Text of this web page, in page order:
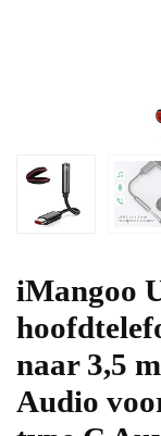
iMangoo
naar 3,5
Audio